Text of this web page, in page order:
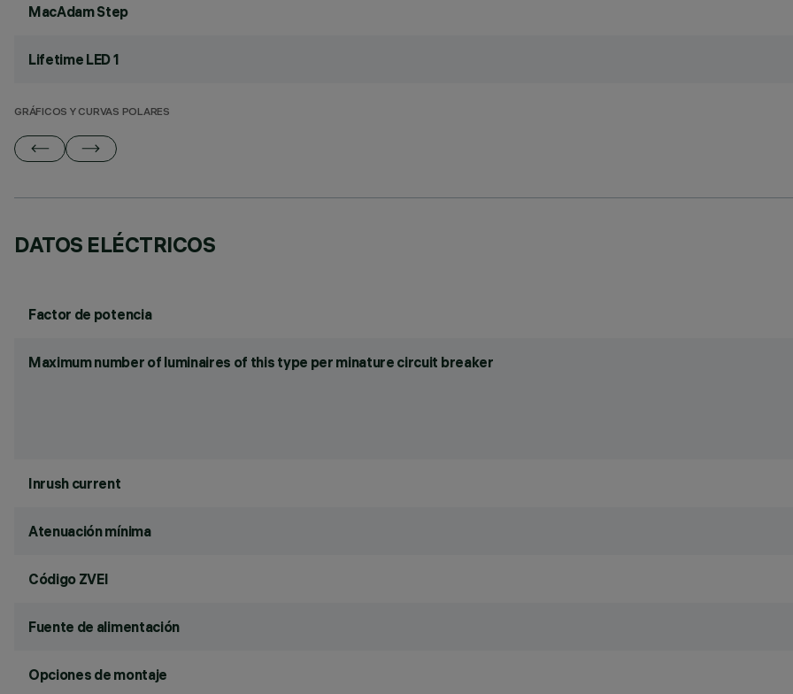
MacAdam Step
Lifetime LED 1
GRÁFICOS Y CURVAS POLARES
DATOS ELÉCTRICOS
Factor de potencia
Maximum number of luminaires of this type per minature circuit breaker
Inrush current
Atenuación mínima
Código ZVEI
Fuente de alimentación
Opciones de montaje